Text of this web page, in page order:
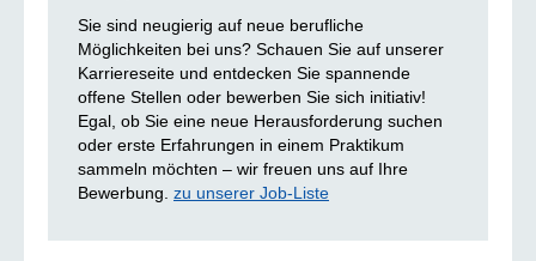
Sie sind neugierig auf neue berufliche
Möglichkeiten bei uns? Schauen Sie auf unserer
Karriereseite und entdecken Sie spannende
offene Stellen oder bewerben Sie sich initiativ!
Egal, ob Sie eine neue Herausforderung suchen
oder erste Erfahrungen in einem Praktikum
sammeln möchten – wir freuen uns auf Ihre
Bewerbung. zu unserer Job-Liste